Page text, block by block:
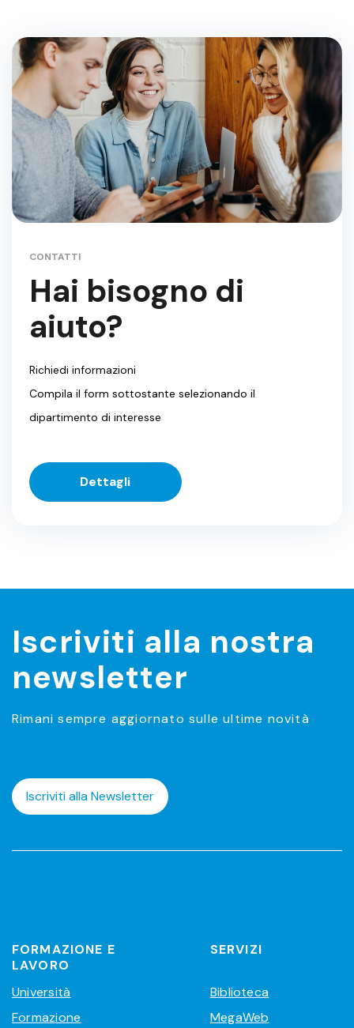
CONTATTI
Hai bisogno di
aiuto?
Richiedi informazioni
Compila il form sottostante selezionando il
dipartimento di interesse
Dettagli
Iscriviti alla nostra
newsletter
Rimani sempre aggiornato sulle ultime novità
Iscriviti alla Newsletter
FORMAZIONE E
LAVORO
Università
Formazione
SERVIZI
Biblioteca
MegaWeb